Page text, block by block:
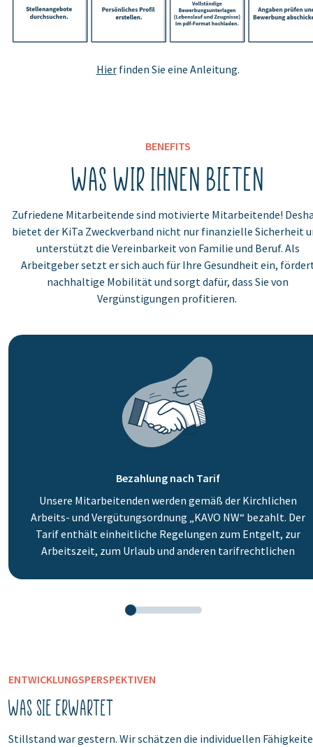
Hierfinden Sie eine Anleitung.
BENEFITS
Was wir Ihnen bieten
Zufriedene Mitarbeitende sind motivierte Mitarbeitende!
bietet der KiTa Zweckverband nicht nur finanzielle Sicherheit
unterstützt die Vereinbarkeit von Familie und Beruf. Als
Arbeitgeber setzt er sich auch für Ihre Gesundheit ein,
nachhaltige Mobilität und sorgt dafür, dass Sie von
Vergünstigungen profitieren.
Bezahlung nach Tarif
Unsere Mitarbeitenden werden gemäß der Kirchlichen
Arbeits- und Vergütungsordnung „KAVO NW“ bezahlt. Der
Tarif enthält einheitliche Regelungen zum Entgelt, zur
Arbeitszeit, zum Urlaub und anderen tarifrechtlichen
beispielsweise Weihnachts- und Jubiläumsgeld, eine
Leistungen, Fahrtkostenerstattungen oder Geburtsbeihilfe.
ENTWICKLUNGSPERSPEKTIVEN
Was Sie erwartet
Stillstand war gestern. Wir schätzen die individuellen